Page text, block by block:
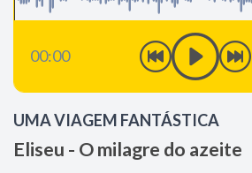
00:00
UMA VIAGEM FANTÁSTICA
Eliseu - O milagre do azeite